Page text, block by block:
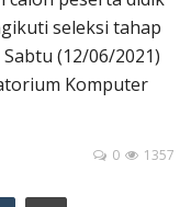
seleksi tahap
(12/06/2021)
Komputer
1357
0